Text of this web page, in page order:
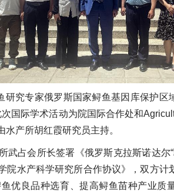
究专家俄罗斯国家鲟鱼基因库保护区
国际学术活动为院国际合作处和
水产所胡红霞研究员主持。
武占会所长签署《俄罗斯克拉斯诺达尔
院水产科学研究所合作协议》，双方
优良品种选育、提高鲟鱼苗种产业质